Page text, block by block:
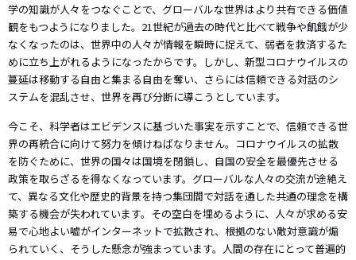
学の知識が人々をつなぐことで、グローバルな世界はより共有できる価値
観をもつようになりました。21世紀が過去の時代と比べて戦争や飢餓が少
なくなったのは、世界中の人々が情報を瞬時に捉えて、弱者を救済するた
めに立ち上がれるようになったからです。しかし、新型コロナウイルスの
蔓延は移動する自由と集まる自由を奪い、さらには信頼できる対話のシ
ステムを混乱させ、世界を再び分断に導こうとしています。
今こそ、科学者はエビデンスに基づいた事実を示すことで、信頼できる世
界の再統合に向けて努力を傾けねばなりません。コロナウイルスの拡散
を防ぐために、世界の国々は国境を閉鎖し、自国の安全を最優先させる
政策を取らざるを得なくなっています。グローバルな人々の交流が途絶え
て、異なる文化や歴史的背景を持つ集団間で対話を通した共通の理念を構
築する機会が失われています。その空白を埋めるように、人々が求める安
易で心地よい嘘がインターネットで拡散され、根拠のない敵対意識が煽
られていく、そうした懸念が強まっています。人間の存在にとって普遍的